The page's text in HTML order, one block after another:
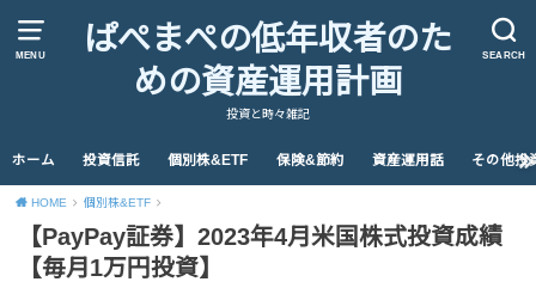
MENU SEARCH
ぱぺまぺの低年収者のた
めの資産運用計画
投資と時々雑記
ホーム 投資信託 個別株&ETF 保険&節約 資産運用話 その他投
HOME 個別株&ETF
【PayPay証券】2023年4月米国株式投資成績
【毎月1万円投資】